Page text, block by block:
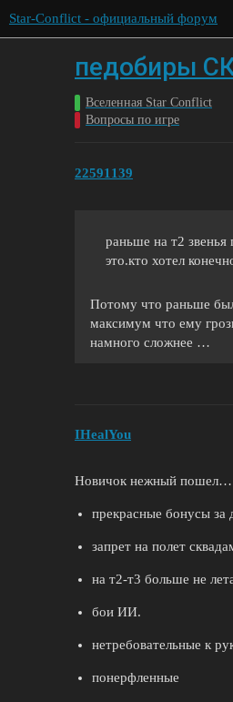
Star-Conflict - официальный форум
педобиры
Вселенная Star Conflict
Вопросы по игре
22591139
раньше на т2 звенья
это.кто хотел
Потому что раньше
максимум что ему
намного сложнее …
IHealYou
Новичок нежный пошел…
прекрасные бонусы за
запрет на полет
на т2-т3 больше не
бои ИИ.
нетребовательные к
понерфленные